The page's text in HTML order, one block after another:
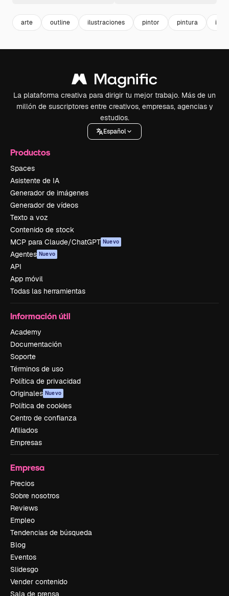
arte outline ilustraciones pintor pintura
La plataforma creativa para dirigir tu mejor trabajo. Más de un
millón de suscriptores entre creativos, empresas, agencias y
estudios.
Español
Productos
Spaces
Asistente de IA
Generador de imágenes
Generador de vídeos
Texto a voz
Contenido de stock
MCP para Claude/ChatGPT Nuevo
Agentes Nuevo
API
App móvil
Todas las herramientas
Información útil
Academy
Documentación
Soporte
Términos de uso
Política de privacidad
Originales Nuevo
Política de cookies
Centro de confianza
Afiliados
Empresas
Empresa
Precios
Sobre nosotros
Reviews
Empleo
Tendencias de búsqueda
Blog
Eventos
Slidesgo
Vender contenido
Sala de prensa